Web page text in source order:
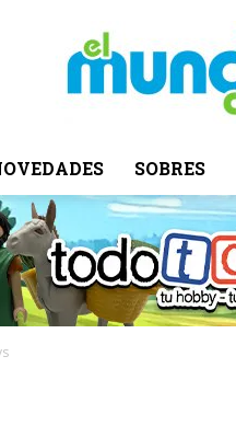
El
SOBRES